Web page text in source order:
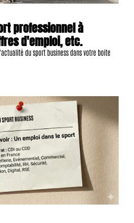
professionnel à
d'emploi, etc.
du sport business dans votre boite